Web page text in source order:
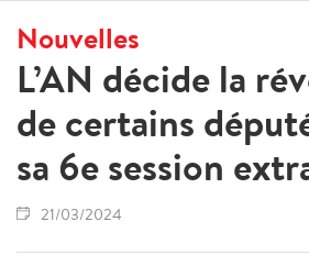
Nouvelles
L’AN décide la
de certains
sa 6e session
21/03/2024